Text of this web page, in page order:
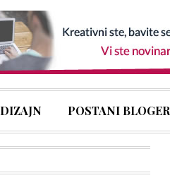
DIZAJN POSTANI BLOGER